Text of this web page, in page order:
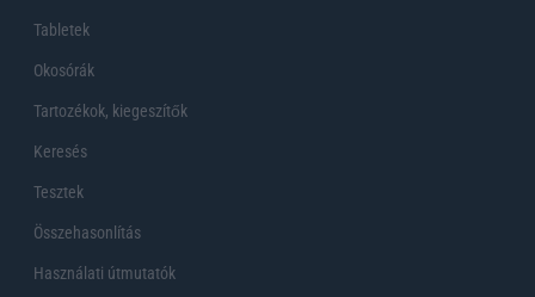
Tabletek
Okosórák
Tartozékok, kiegeszítők
Keresés
Tesztek
Összehasonlítás
Használati útmutatók